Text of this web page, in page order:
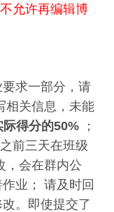
允许再编辑博
求一部分，请
相关信息，未能
际得分的50% ；
前三天在班级
，会在群内公
业； 请及时回
。即使提交了